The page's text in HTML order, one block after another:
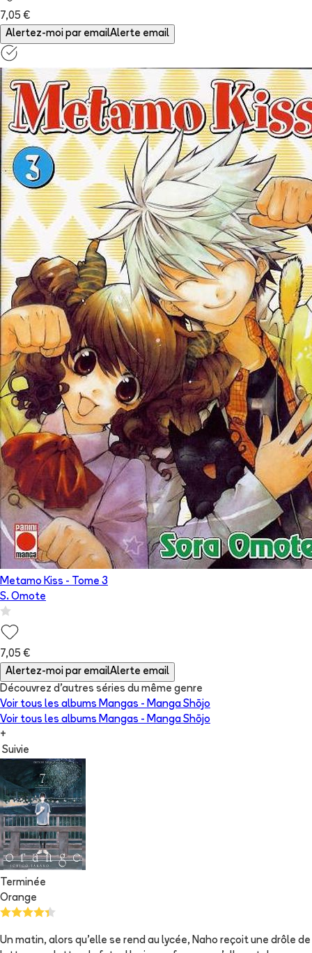
7,05 €
Alertez-moi par emailAlerte email
Metamo Kiss - Tome 3
S. Omote
7,05 €
Alertez-moi par emailAlerte email
Découvrez d'autres séries du même genre
Voir tous les albums Mangas - Manga Shōjo
Voir tous les albums Mangas - Manga Shōjo
+
Suivie
Terminée
Orange
Un matin, alors qu'elle se rend au lycée, Naho reçoit une drôle de